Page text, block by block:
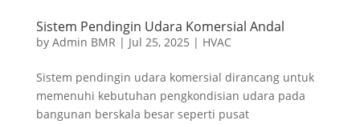
Sistem Pendingin Udara Komersial Andal
by Admin BMR | Jul 25, 2025 | HVAC
Sistem pendingin udara komersial dirancang untuk
memenuhi kebutuhan pengkondisian udara pada
bangunan berskala besar seperti pusat